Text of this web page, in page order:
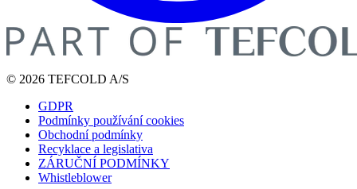
© 2026 TEFCOLD A/S
GDPR
Podmínky používání cookies
Obchodní podmínky
Recyklace a legislativa
ZÁRUČNÍ PODMÍNKY
Whistleblower